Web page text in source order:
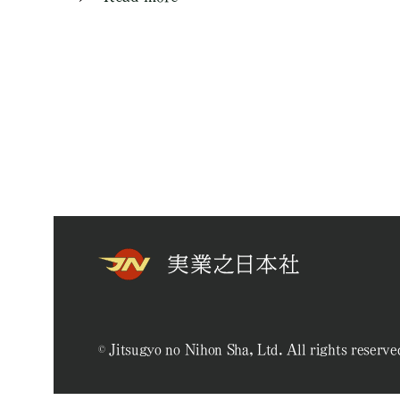
© Jitsugyo no Nihon Sha, Ltd. All rights